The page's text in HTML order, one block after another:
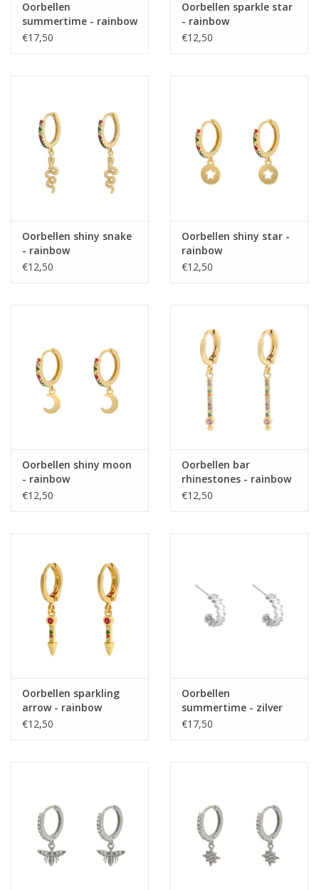
Oorbellen
summertime - rainbow
€17,50
Oorbellen sparkle star
- rainbow
€12,50
Oorbellen shiny snake
- rainbow
€12,50
Oorbellen shiny star -
rainbow
€12,50
Oorbellen shiny moon
- rainbow
€12,50
Oorbellen bar
rhinestones - rainbow
€12,50
Oorbellen sparkling
arrow - rainbow
€12,50
Oorbellen
summertime - zilver
€17,50